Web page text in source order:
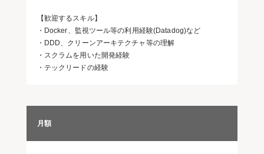
【歓迎するスキル】
・Docker、監視ツール等の利用経験(Datadog)など
・DDD、クリーンアーキテクチャ等の理解
・スクラムを用いた開発経験
・テックリードの経験
月額